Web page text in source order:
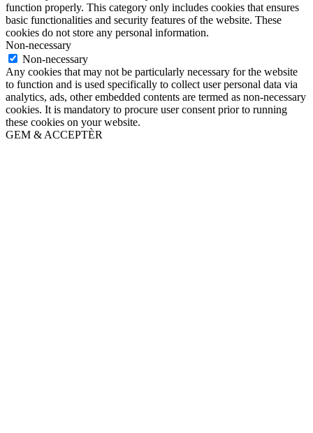
function properly. This category only includes cookies that ensures
basic functionalities and security features of the website. These
cookies do not store any personal information.
Non-necessary
Non-necessary
Any cookies that may not be particularly necessary for the website
to function and is used specifically to collect user personal data via
analytics, ads, other embedded contents are termed as non-necessary
cookies. It is mandatory to procure user consent prior to running
these cookies on your website.
GEM & ACCEPTÈR